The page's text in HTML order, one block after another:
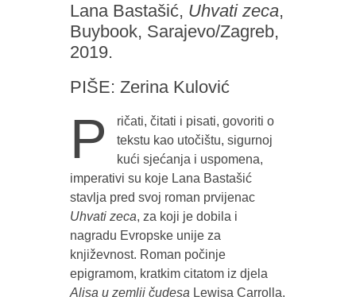
Lana Bastašić, Uhvati zeca,
Buybook, Sarajevo/Zagreb,
2019.
PIŠE: Zerina Kulović
P
ričati, čitati i pisati, govoriti o
tekstu kao utočištu, sigurnoj
kući sjećanja i uspomena,
imperativi su koje Lana Bastašić
stavlja pred svoj roman prvijenac
Uhvati zeca, za koji je dobila i
nagradu Evropske unije za
književnost. Roman počinje
epigramom, kratkim citatom iz djela
Alisa u zemlji čudesa Lewisa Carrolla,